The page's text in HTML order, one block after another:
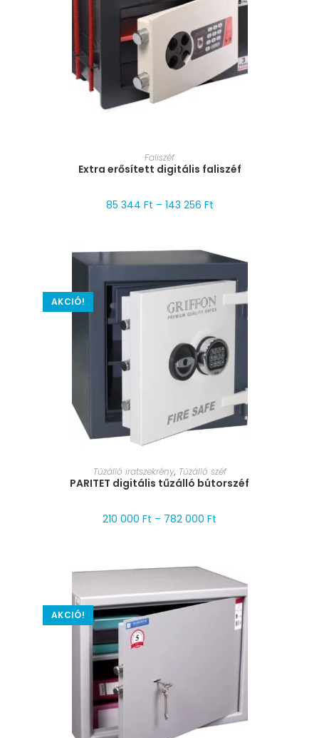
MÉRET VÁLASZTÁSA
Faliszéf
Extra erősített digitális faliszéf
85 344 Ft – 143 256 Ft
AKCIÓ!
MÉRET VÁLASZTÁSA
Tűzálló iratszekrény, Tűzálló széf
PARITET digitális tűzálló bútorszéf
210 000 Ft – 782 000 Ft
AKCIÓ!